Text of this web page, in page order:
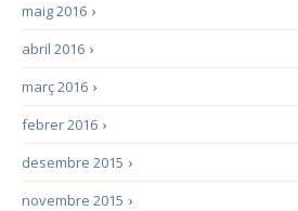
›
maig 2016
›
abril 2016
›
març 2016
›
febrer 2016
›
desembre 2015
›
novembre 2015